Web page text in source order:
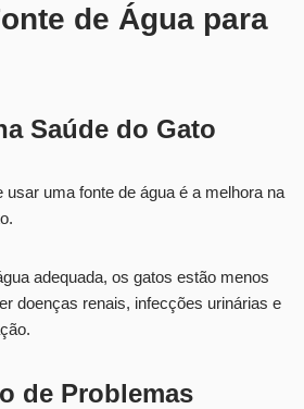
de Água para
Saúde do Gato
usar uma fonte de água é a melhora na
adequada, os gatos estão menos
doenças renais, infecções urinárias e
de Problemas